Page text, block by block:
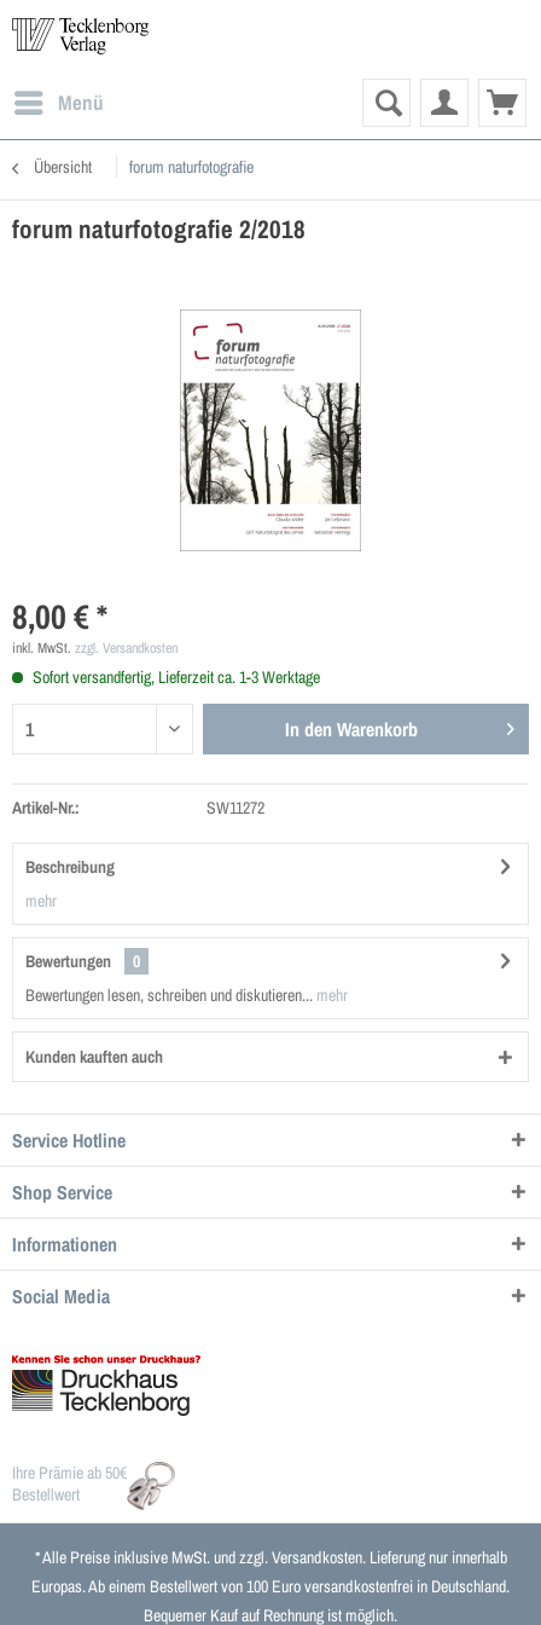
Menü
Übersicht forum naturfotografie
forum naturfotografie 2/2018
8,00 € *
inkl. MwSt. zzgl. Versandkosten
Sofort versandfertig, Lieferzeit ca. 1-3 Werktage
In den Warenkorb
Artikel-Nr.: SW11272
Beschreibung
mehr
Bewertungen
0
Bewertungen lesen, schreiben und diskutieren... mehr
Kunden kauften auch
Service Hotline
Shop Service
Informationen
Social Media
Ihre Prämie ab 50€
Bestellwert
* Alle Preise inklusive MwSt. und zzgl.Versandkosten. Lieferung nur innerhalb
Europas. Ab einem Bestellwert von 100 Euro versandkostenfrei in Deutschland.
Bequemer Kauf auf Rechnung ist möglich.